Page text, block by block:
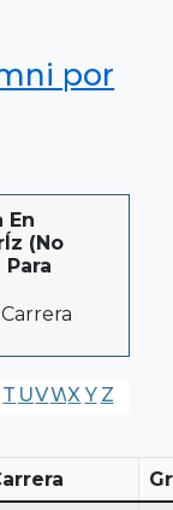
por
En
(No
T UVWX Y Z